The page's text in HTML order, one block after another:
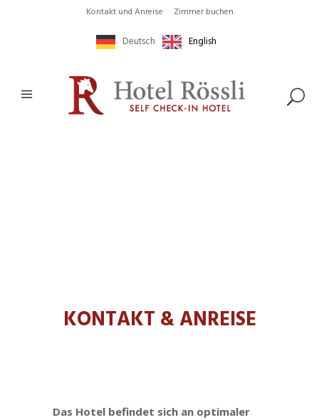
Kontakt und Anreise Zimmer buchen
Deutsch English
KONTAKT & ANREISE
Das Hotel befindet sich an optimaler